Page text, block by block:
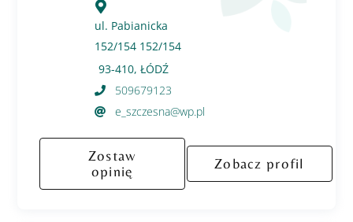
ul. Pabianicka
152/154 152/154
93-410, ŁÓDŹ
509679123
e_szczesna@wp.pl
Zostaw
opinię
Zobacz profil